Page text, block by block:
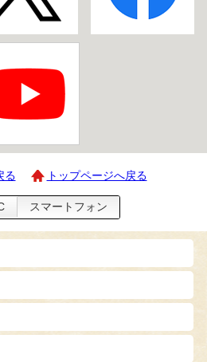
る トップページへ戻る
スマートフォン